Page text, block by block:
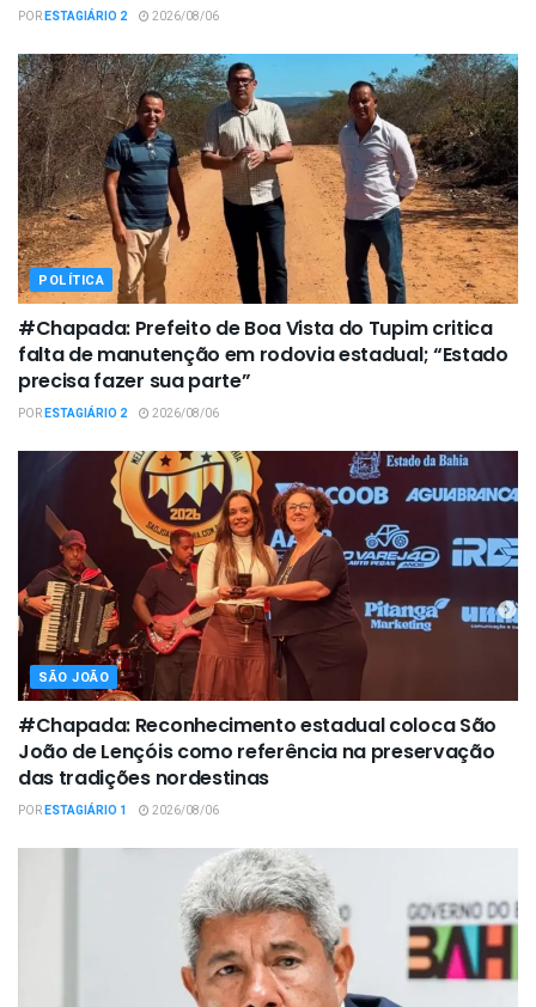
PORESTAGIÁRIO 2 2026/08/06
POLÍTICA
#Chapada: Prefeito de Boa Vista do Tupim critica
falta de manutenção em rodovia estadual; “Estado
precisa fazer sua parte”
PORESTAGIÁRIO 2 2026/08/06
SÃO JOÃO
#Chapada: Reconhecimento estadual coloca São
João de Lençóis como referência na preservação
das tradições nordestinas
PORESTAGIÁRIO 1 2026/08/06